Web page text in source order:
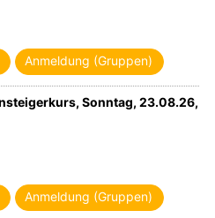
Anmeldung (Gruppen)
Sonntag, 23.08.26,
Anmeldung (Gruppen)